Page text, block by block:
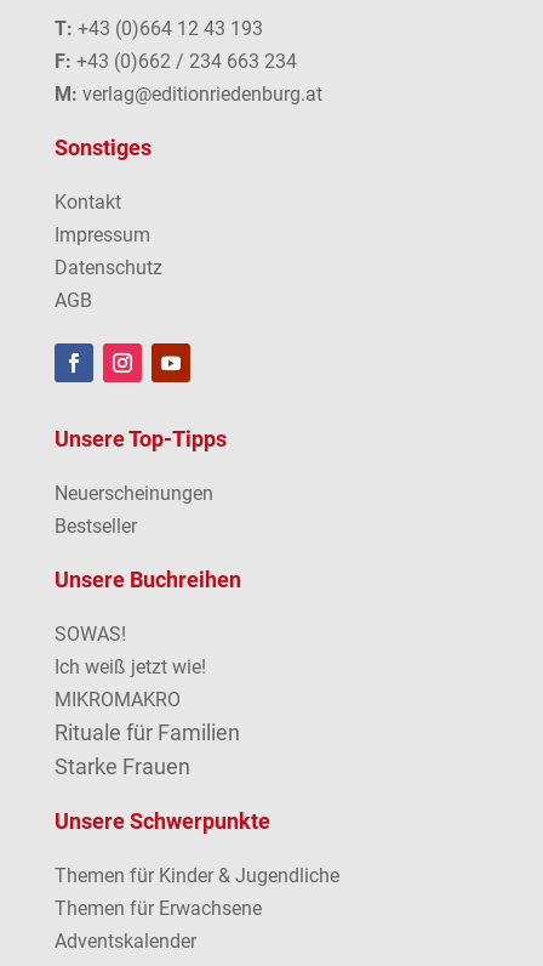
T: +43 (0)664 12 43 193
F: +43 (0)662 / 234 663 234
M: verlag@editionriedenburg.at
Sonstiges
Kontakt
Impressum
Datenschutz
AGB
Unsere Top-Tipps
Neuerscheinungen
Bestseller
Unsere Buchreihen
SOWAS!
Ich weiß jetzt wie!
MIKROMAKRO
Rituale für Familien
Starke Frauen
Unsere Schwerpunkte
Themen für Kinder & Jugendliche
Themen für Erwachsene
Adventskalender